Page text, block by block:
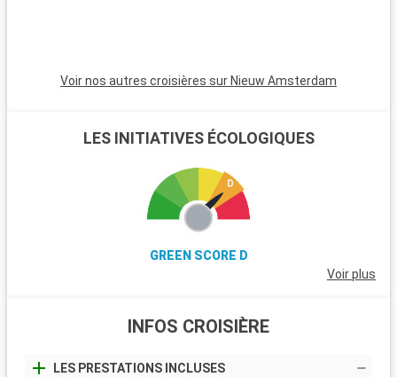
Voir nos autres croisières sur Nieuw Amsterdam
LES INITIATIVES ÉCOLOGIQUES
GREEN SCORE D
Voir plus
INFOS CROISIÈRE
LES PRESTATIONS INCLUSES